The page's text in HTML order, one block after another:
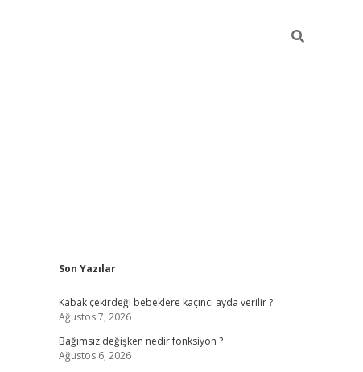
Sidebar
Son Yazılar
Kabak çekirdeği bebeklere kaçıncı ayda verilir ?
Ağustos 7, 2026
Bağımsız değişken nedir fonksiyon ?
Ağustos 6, 2026
ilbet mobil giriş